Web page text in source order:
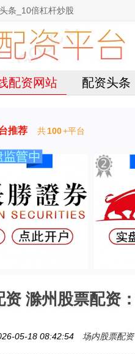
条_10倍杠杆炒股
配资网站 配资头条
推荐 共100+平台
滁州股票配资
05-18 08:42:54 场内股票配资